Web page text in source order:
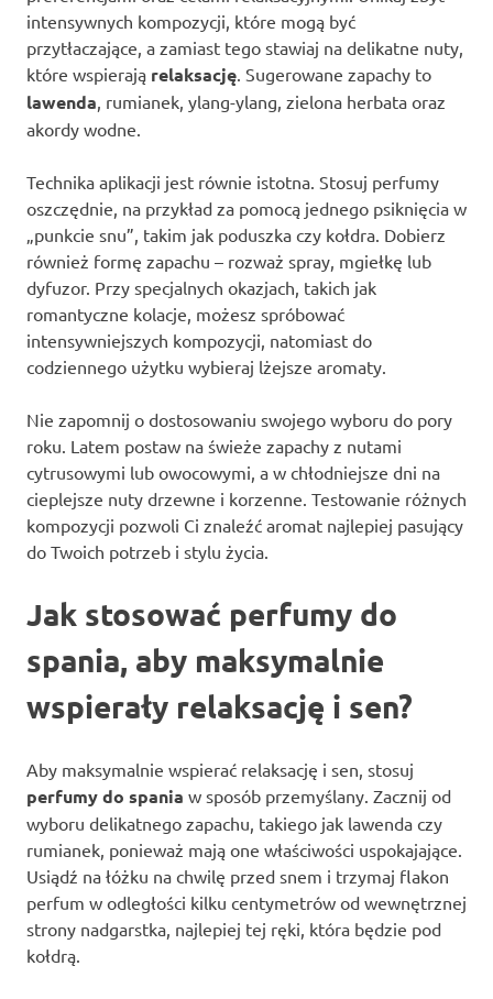
intensywnych kompozycji, które mogą być
przytłaczające, a zamiast tego stawiaj na delikatne nuty,
które wspierają relaksację. Sugerowane zapachy to
lawenda, rumianek, ylang-ylang, zielona herbata oraz
akordy wodne.
Technika aplikacji jest równie istotna. Stosuj perfumy
oszczędnie, na przykład za pomocą jednego psiknięcia w
„punkcie snu”, takim jak poduszka czy kołdra. Dobierz
również formę zapachu – rozważ spray, mgiełkę lub
dyfuzor. Przy specjalnych okazjach, takich jak
romantyczne kolacje, możesz spróbować
intensywniejszych kompozycji, natomiast do
codziennego użytku wybieraj lżejsze aromaty.
Nie zapomnij o dostosowaniu swojego wyboru do pory
roku. Latem postaw na świeże zapachy z nutami
cytrusowymi lub owocowymi, a w chłodniejsze dni na
cieplejsze nuty drzewne i korzenne. Testowanie różnych
kompozycji pozwoli Ci znaleźć aromat najlepiej pasujący
do Twoich potrzeb i stylu życia.
Jak stosować perfumy do
spania, aby maksymalnie
wspierały relaksację i sen?
Aby maksymalnie wspierać relaksację i sen, stosuj
perfumy do spania w sposób przemyślany. Zacznij od
wyboru delikatnego zapachu, takiego jak lawenda czy
rumianek, ponieważ mają one właściwości uspokajające.
Usiądź na łóżku na chwilę przed snem i trzymaj flakon
perfum w odległości kilku centymetrów od wewnętrznej
strony nadgarstka, najlepiej tej ręki, która będzie pod
kołdrą.